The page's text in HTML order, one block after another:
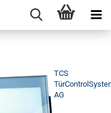
TCS
AG